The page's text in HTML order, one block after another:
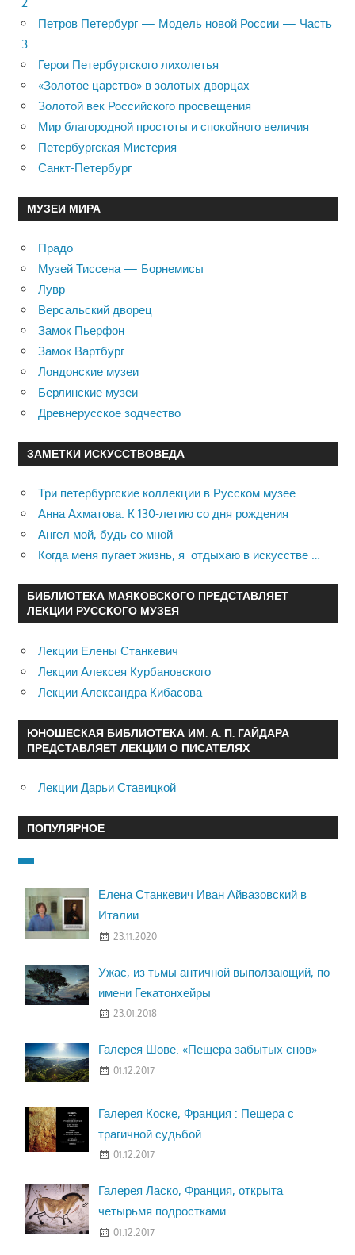
Петров Петербург — Модель новой России — Часть
3
Герои Петербургского лихолетья
«Золотое царство» в золотых дворцах
Золотой век Российского просвещения
Мир благородной простоты и спокойного величия
Петербургская Мистерия
Санкт-Петербург
МУЗЕИ МИРА
Прадо
Музей Тиссена — Борнемисы
Лувр
Версальский дворец
Замок Пьерфон
Замок Вартбург
Лондонские музеи
Берлинские музеи
Древнерусское зодчество
ЗАМЕТКИ ИСКУССТВОВЕДА
Три петербургские коллекции в Русском музее
Анна Ахматова. К 130-летию со дня рождения
Ангел мой, будь со мной
Когда меня пугает жизнь, я отдыхаю в искусстве …
БИБЛИОТЕКА МАЯКОВСКОГО ПРЕДСТАВЛЯЕТ
ЛЕКЦИИ РУССКОГО МУЗЕЯ
Лекции Елены Станкевич
Лекции Алексея Курбановского
Лекции Александра Кибасова
ЮНОШЕСКАЯ БИБЛИОТЕКА ИМ. А. П. ГАЙДАРА
ПРЕДСТАВЛЯЕТ ЛЕКЦИИ О ПИСАТЕЛЯХ
Лекции Дарьи Ставицкой
ПОПУЛЯРНОЕ
Елена Станкевич Иван Айвазовский в
Италии
23.11.2020
Ужас, из тьмы античной выползающий, по
имени Гекатонхейры
23.01.2018
Галерея Шове. «Пещера забытых снов»
01.12.2017
Галерея Коске, Франция : Пещера с
трагичной судьбой
01.12.2017
Галерея Ласко, Франция, открыта
четырьмя подростками
01.12.2017